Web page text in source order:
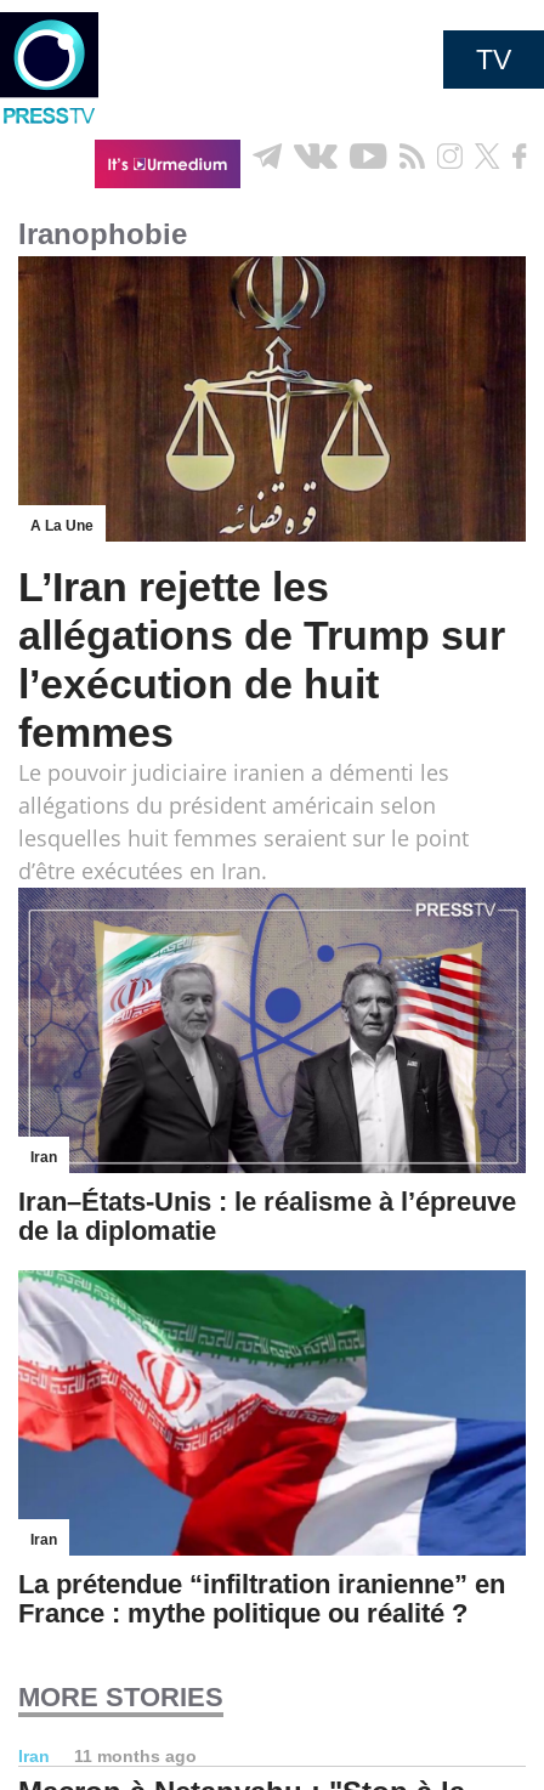
TV
Iranophobie
A La Une
L’Iran rejette les
allégations de Trump sur
l’exécution de huit
femmes
Le pouvoir judiciaire iranien a démenti les
allégations du président américain selon
lesquelles huit femmes seraient sur le point
d’être exécutées en Iran.
Iran
Iran–États‑Unis : le réalisme à l’épreuve
de la diplomatie
Iran
La prétendue “infiltration iranienne” en
France : mythe politique ou réalité ?
MORE STORIES
Iran 11 months ago